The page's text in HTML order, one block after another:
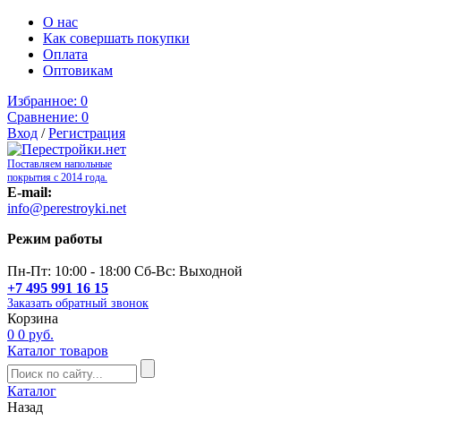
О нас
Как совершать покупки
Оплата
Оптовикам
Избранное: 0
Сравнение: 0
Вход /Регистрация
Поставляем напольные
покрытия с 2014 года.
E-mail:
info@perestroyki.net
Режим работы
Пн-Пт: 10:00 - 18:00 Сб-Вс: Выходной
+7 495 991 16 15
Заказать обратный звонок
Корзина
0 0 руб.
Каталог товаров
Каталог
Назад